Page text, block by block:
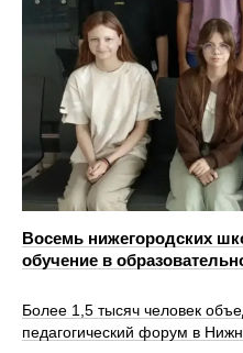
Восемь нижегородских
обучение в
Более 1,5 тысяч человек
педагогический форум в